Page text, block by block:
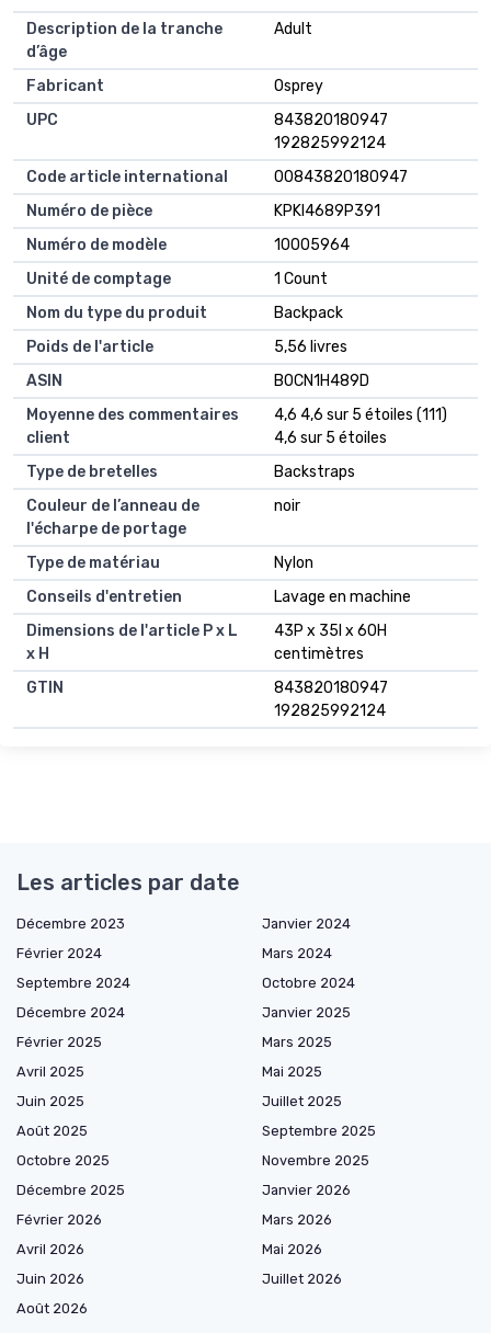
Description de la tranche
d’âge
Adult
Fabricant
Osprey
UPC
843820180947
192825992124
Code article international
00843820180947
Numéro de pièce
KPKI4689P391
Numéro de modèle
10005964
Unité de comptage
1 Count
Nom du type du produit
Backpack
Poids de l'article
5,56 livres
ASIN
B0CN1H489D
Moyenne des commentaires
client
4,6 4,6 sur 5 étoiles (111)
4,6 sur 5 étoiles
Type de bretelles
Backstraps
Couleur de l’anneau de
l'écharpe de portage
noir
Type de matériau
Nylon
Conseils d'entretien
Lavage en machine
Dimensions de l'article P x L
x H
43P x 35l x 60H
centimètres
GTIN
843820180947
192825992124
Les articles par date
Décembre 2023
Janvier 2024
Février 2024
Mars 2024
Septembre 2024
Octobre 2024
Décembre 2024
Janvier 2025
Février 2025
Mars 2025
Avril 2025
Mai 2025
Juin 2025
Juillet 2025
Août 2025
Septembre 2025
Octobre 2025
Novembre 2025
Décembre 2025
Janvier 2026
Février 2026
Mars 2026
Avril 2026
Mai 2026
Juin 2026
Juillet 2026
Août 2026